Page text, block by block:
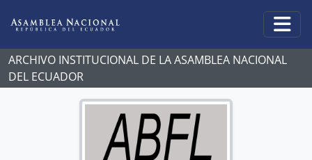
ARCHIVO INSTITUCIONAL DE LA ASAMBLEA NACIONAL
DEL ECUADOR